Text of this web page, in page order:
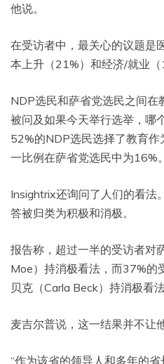
他说。
在受访者中，最关心的议题是
本上升（21%）和经济/就业（
NDP选民和萨省党选民之间在
被问及如果今天举行选举，哪
52%的NDP选民选择了教育
一比例在萨省党选民中为16%。
Insightrix还询问了人们的看法
答被归类为积极和消极。
报告称，超过一半的受访者对
Moe）持消极看法，而37%的
贝克（Carla Beck）持消极看法
麦吉尔普说，这一结果并不让
“作为该省的领导人和多年的